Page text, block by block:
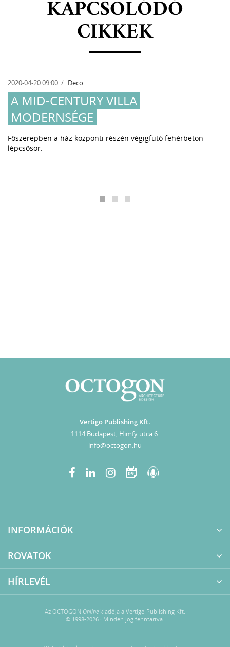
KAPCSOLÓDÓ
CIKKEK
2020-04-20 09:00 Deco
A MID-CENTURY VILLA
MODERNSÉGE
Főszerepben a ház központi részén végigfutó fehérbeton
lépcsősor.
Vertigo Publishing Kft.
1114 Budapest, Himfy utca 6.
info@octogon.hu
09
INFORMÁCIÓK
ROVATOK
HÍRLEVÉL
Az OCTOGON Online kiadója a Vertigo Publishing Kft.
© 1998-2026 · Minden jog fenntartva.